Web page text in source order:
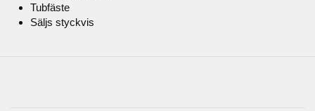
Tubfäste
Säljs styckvis